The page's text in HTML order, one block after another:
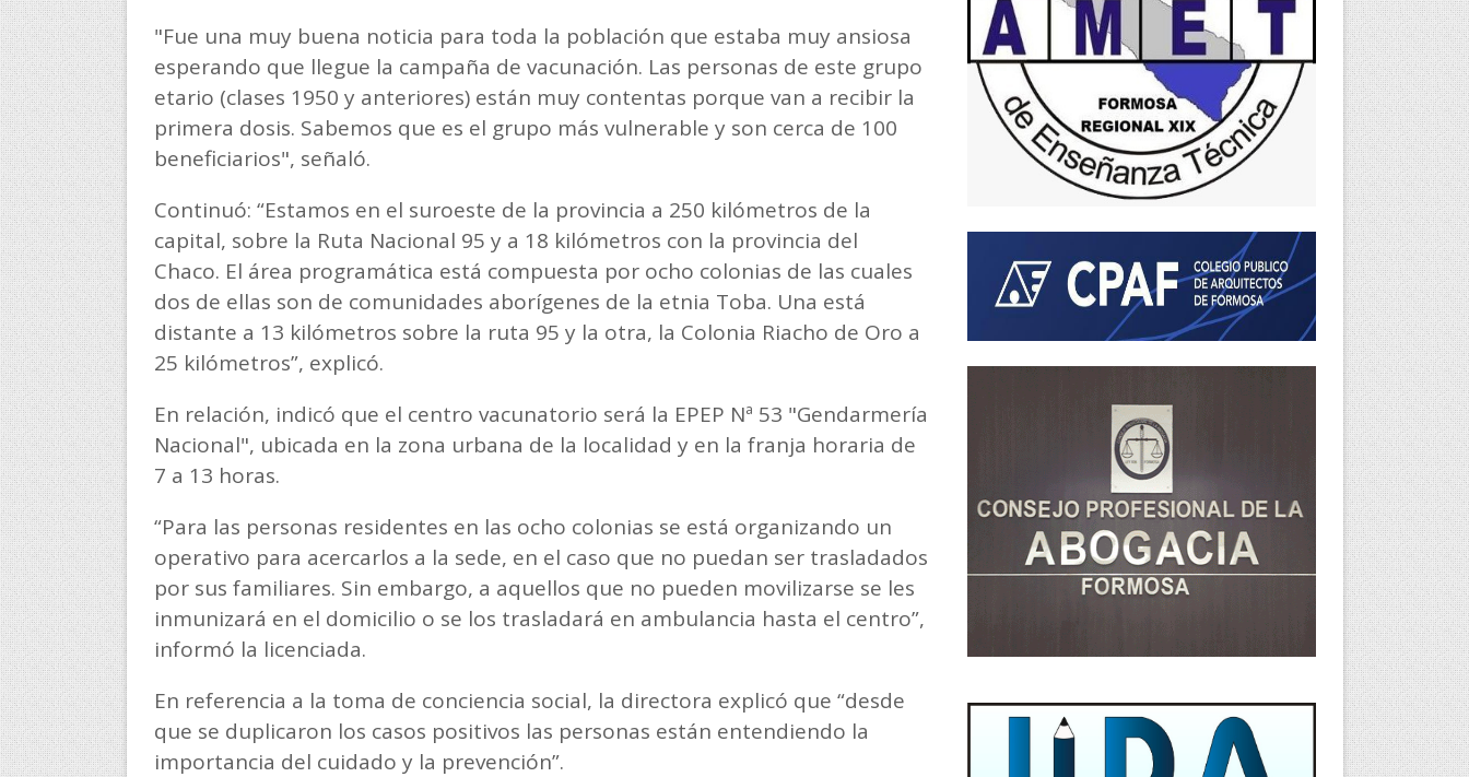
"Fue una muy buena noticia para toda la población que estaba muy ansiosa
esperando que llegue la campaña de vacunación. Las personas de este grupo
etario (clases 1950 y anteriores) están muy contentas porque van a recibir la
primera dosis. Sabemos que es el grupo más vulnerable y son cerca de 100
beneficiarios", señaló.
Continuó: “Estamos en el suroeste de la provincia a 250 kilómetros de la
capital, sobre la Ruta Nacional 95 y a 18 kilómetros con la provincia del
Chaco. El área programática está compuesta por ocho colonias de las cuales
dos de ellas son de comunidades aborígenes de la etnia Toba. Una está
distante a 13 kilómetros sobre la ruta 95 y la otra, la Colonia Riacho de Oro a
25 kilómetros”, explicó.
En relación, indicó que el centro vacunatorio será la EPEP Nª 53 "Gendarmería
Nacional", ubicada en la zona urbana de la localidad y en la franja horaria de
7 a 13 horas.
“Para las personas residentes en las ocho colonias se está organizando un
operativo para acercarlos a la sede, en el caso que no puedan ser trasladados
por sus familiares. Sin embargo, a aquellos que no pueden movilizarse se les
inmunizará en el domicilio o se los trasladará en ambulancia hasta el centro”,
informó la licenciada.
En referencia a la toma de conciencia social, la directora explicó que “desde
que se duplicaron los casos positivos las personas están entendiendo la
importancia del cuidado y la prevención”.